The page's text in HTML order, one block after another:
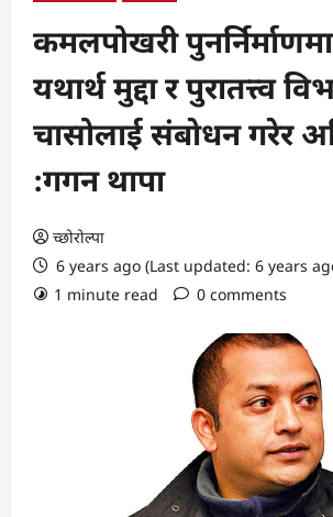
कमलपोखरी
यथार्थ मुद्दा र पुरातत्त्व
चासोलाई संबाेधन गरेर
:गगन थापा
च्छोरोल्पा
6 years ago (Last updated: 6 years
1 minute read
0 comments